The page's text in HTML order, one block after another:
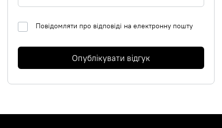
Повідомляти про відповіді на електронну пошту
Опублікувати відгук